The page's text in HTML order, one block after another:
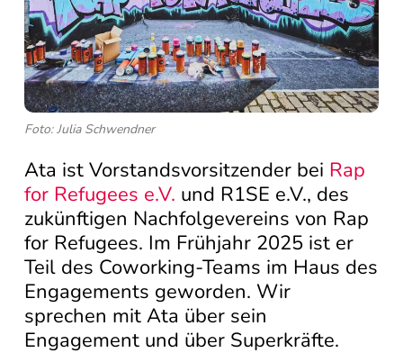
Foto: Julia Schwendner
Ata ist Vorstandsvorsitzender bei Rap
for Refugees e.V. und R1SE e.V., des
zukünftigen Nachfolgevereins von Rap
for Refugees. Im Frühjahr 2025 ist er
Teil des Coworking-Teams im Haus des
Engagements geworden. Wir
sprechen mit Ata über sein
Engagement und über Superkräfte.